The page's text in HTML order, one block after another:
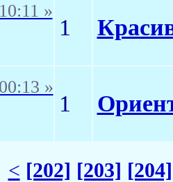
10:11 »
1
00:13 »
1
< [202] [203] [204]